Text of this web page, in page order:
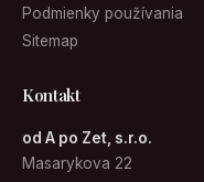
Podmienky používania
Sitemap
Kontakt
od A po Zet, s.r.o.
Masarykova 22